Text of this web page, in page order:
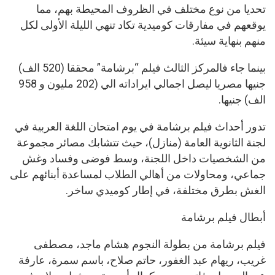
تحديا من نوع مختلف في الظروف المحيطة بهم، مما
يوقعهم في مفارقات كوميدية تكاد تنهي الليلة الأولى لكل
منهم بنهاية سيئة.
بينما جاء فالمركز الثالث فيلم “برشامة” محققا (520 الف)
جنيها مصريا ليصل اجمالي ايراداته الي (202 مليون و 958
الف) جنيها.
تدور أحداث فيلم برشامة في يوم امتحان اللغة العربية في
لجنة الثانوية العامة (منازل)، حيث تتشابك مصائر مجموعة
من الشخصيات داخل اللجنة، وسط فوضى وفساد وغش
جماعي، ومحاولات من أهالي الطلاب لمساعدة أبنائهم على
الغش بطرق مختلفة، في إطار كوميدي ساخر.
أبطال فيلم برشامة
فيلم برشامة من بطولة النجوم هشام ماجد، مصطفى
غريب، ريهام عبد الغفور، حاتم صلاح، باسم سمرة، عارفة